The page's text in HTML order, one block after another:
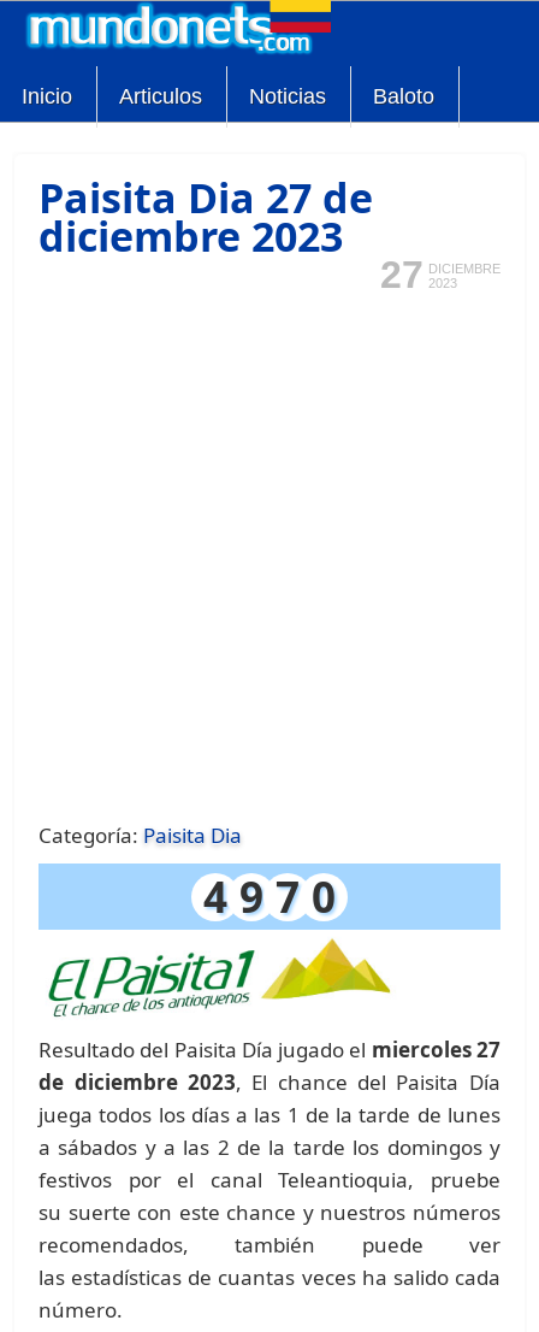
Inicio Articulos Noticias Baloto
Paisita Dia 27 de
diciembre 2023
27 DICIEMBRE
2023
Categoría: Paisita Dia
4 9 7 0
Resultado del Paisita Día jugado el miercoles 27
de diciembre 2023, El chance del Paisita Día
juega todos los días a las 1 de la tarde de lunes
a sábados y a las 2 de la tarde los domingos y
festivos por el canal Teleantioquia, pruebe
su suerte con este chance y nuestros números
recomendados, también puede ver
las estadísticas de cuantas veces ha salido cada
número.